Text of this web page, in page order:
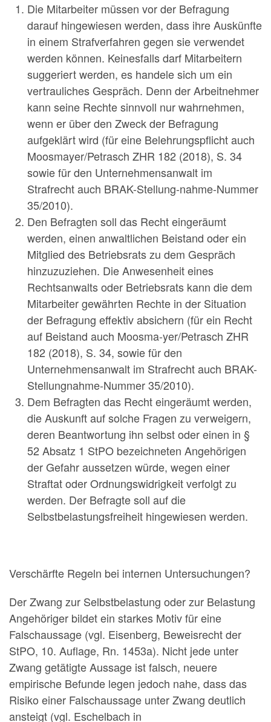
Die Mitarbeiter müssen vor der Befragung
darauf hingewiesen werden, dass ihre Auskünfte
in einem Strafverfahren gegen sie verwendet
werden können. Keinesfalls darf Mitarbeitern
suggeriert werden, es handele sich um ein
vertrauliches Gespräch. Denn der Arbeitnehmer
kann seine Rechte sinnvoll nur wahrnehmen,
wenn er über den Zweck der Befragung
aufgeklärt wird (für eine Belehrungspflicht auch
Moosmayer/Petrasch ZHR 182 (2018), S. 34
sowie für den Unternehmensanwalt im
Strafrecht auch BRAK-Stellung-nahme-Nummer
35/2010).
Den Befragten soll das Recht eingeräumt
werden, einen anwaltlichen Beistand oder ein
Mitglied des Betriebsrats zu dem Gespräch
hinzuzuziehen. Die Anwesenheit eines
Rechtsanwalts oder Betriebsrats kann die dem
Mitarbeiter gewährten Rechte in der Situation
der Befragung effektiv absichern (für ein Recht
auf Beistand auch Moosma-yer/Petrasch ZHR
182 (2018), S. 34, sowie für den
Unternehmensanwalt im Strafrecht auch BRAK-
Stellungnahme-Nummer 35/2010).
Dem Befragten das Recht eingeräumt werden,
die Auskunft auf solche Fragen zu verweigern,
deren Beantwortung ihn selbst oder einen in §
52 Absatz 1 StPO bezeichneten Angehörigen
der Gefahr aussetzen würde, wegen einer
Straftat oder Ordnungswidrigkeit verfolgt zu
werden. Der Befragte soll auf die
Selbstbelastungsfreiheit hingewiesen werden.
Verschärfte Regeln bei internen Untersuchungen?
Der Zwang zur Selbstbelastung oder zur Belastung
Angehöriger bildet ein starkes Motiv für eine
Falschaussage (vgl. Eisenberg, Beweisrecht der
StPO, 10. Auflage, Rn. 1453a). Nicht jede unter
Zwang getätigte Aussage ist falsch, neuere
empirische Befunde legen jedoch nahe, dass das
Risiko einer Falschaussage unter Zwang deutlich
ansteigt (vgl. Eschelbach in